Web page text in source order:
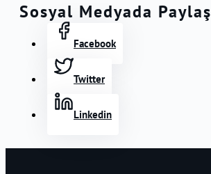
Sosyal Medyada Paylaş
Facebook
Twitter
Linkedin